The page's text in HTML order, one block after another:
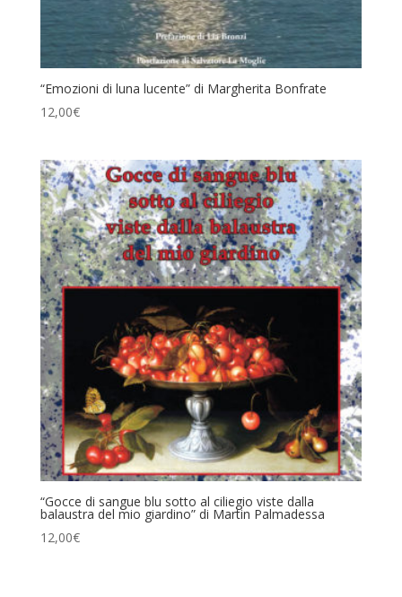
“Emozioni di luna lucente” di Margherita Bonfrate
12,00€
“Gocce di sangue blu sotto al ciliegio viste dalla
balaustra del mio giardino” di Martin Palmadessa
12,00€